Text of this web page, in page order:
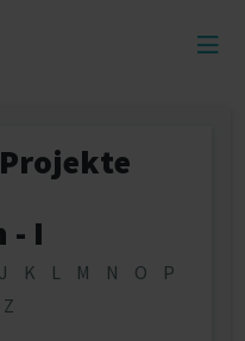
- I
J K L M N O
P
Z